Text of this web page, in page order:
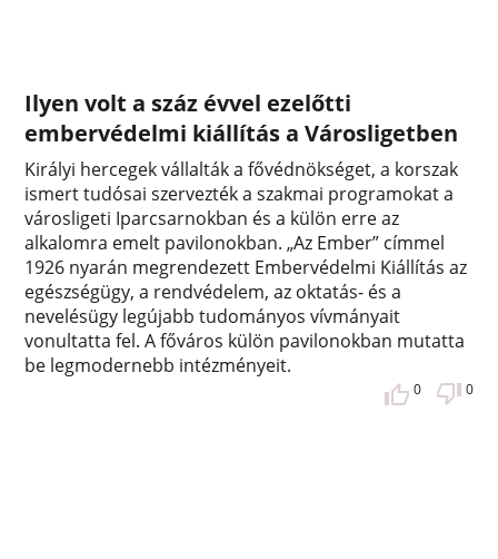
Ilyen volt a száz évvel ezelőtti
embervédelmi kiállítás a Városligetben
Királyi hercegek vállalták a fővédnökséget, a korszak
ismert tudósai szervezték a szakmai programokat a
városligeti Iparcsarnokban és a külön erre az
alkalomra emelt pavilonokban. „Az Ember” címmel
1926 nyarán megrendezett Embervédelmi Kiállítás az
egészségügy, a rendvédelem, az oktatás- és a
nevelésügy legújabb tudományos vívmányait
vonultatta fel. A főváros külön pavilonokban mutatta
be legmodernebb intézményeit.
0 0